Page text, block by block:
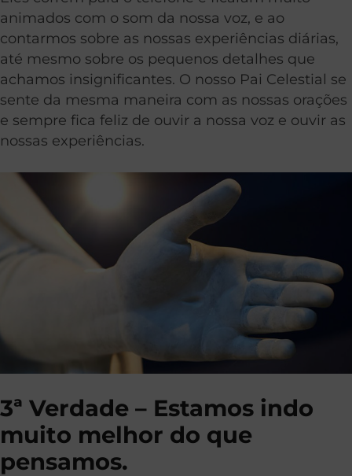
animados com o som da nossa voz, e ao
contarmos sobre as nossas experiências diárias,
até mesmo sobre os pequenos detalhes que
achamos insignificantes. O nosso Pai Celestial se
sente da mesma maneira com as nossas orações
e sempre fica feliz de ouvir a nossa voz e ouvir as
nossas experiências.
3ª Verdade – Estamos indo
muito melhor do que
pensamos.